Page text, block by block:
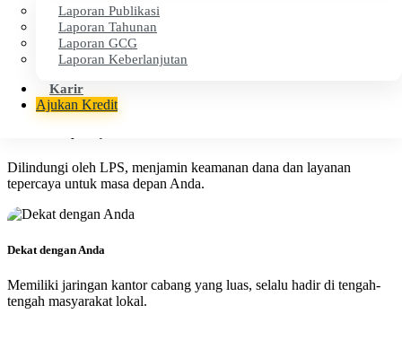
Laporan Publikasi
Laporan Tahunan
Laporan GCG
Laporan Keberlanjutan
Karir
Ajukan Kredit
Cepat & Efisien
Proses layanan cepat dan transparan untuk kenyamanan operasional
finansial Anda.
Dilindungi oleh LPS, menjamin keamanan dana dan layanan
tepercaya untuk masa depan Anda.
Dekat dengan Anda
Memiliki jaringan kantor cabang yang luas, selalu hadir di tengah-
tengah masyarakat lokal.